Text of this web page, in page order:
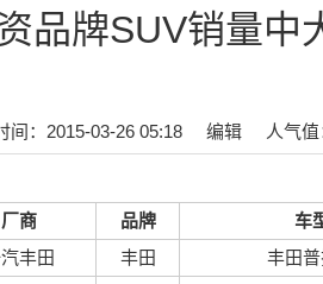
品牌SUV销量中
间：2015-03-26 05:18 编辑 人气
厂商 品牌 车
丰田
丰田 丰田